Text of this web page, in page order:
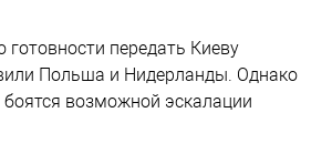
готовности передать Киеву
Польша и Нидерланды. Однако
возможной эскалации